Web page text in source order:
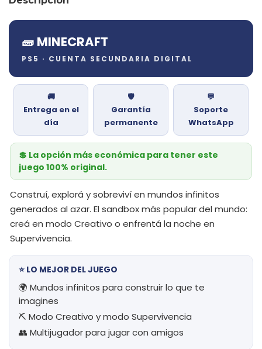
🧱 MINECRAFT
PS5 · CUENTA SECUNDARIA DIGITAL
🚚
Entrega en el
día
🛡️
Garantía
permanente
💬
Soporte
WhatsApp
💲 La opción más económica para tener este
juego 100% original.
Construí, explorá y sobreviví en mundos infinitos
generados al azar. El sandbox más popular del mundo:
creá en modo Creativo o enfrentá la noche en
Supervivencia.
⭐ LO MEJOR DEL JUEGO
🌍 Mundos infinitos para construir lo que te
imagines
⛏️ Modo Creativo y modo Supervivencia
👥 Multijugador para jugar con amigos